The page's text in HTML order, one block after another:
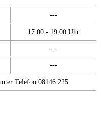
---
17:00 - 19:00 Uhr
---
---
Telefon 08146 225